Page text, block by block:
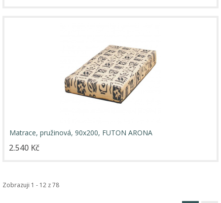
Matrace, pružinová, 90x200, FUTON ARONA
2.540 Kč
Zobrazuji 1 - 12 z 78